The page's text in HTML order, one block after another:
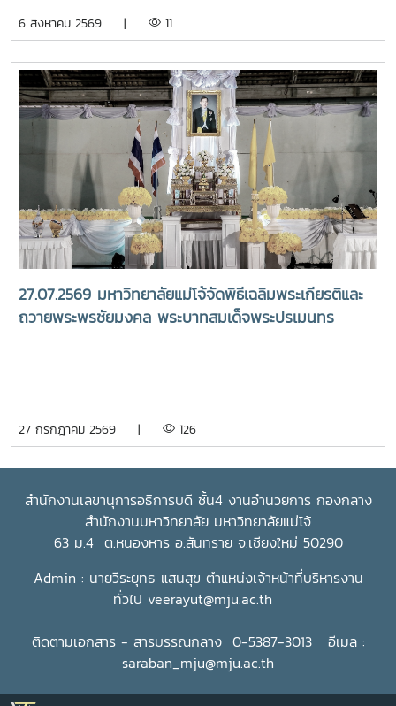
บุคลากร รวมจำนวน 25 คน เป็นเจ้าภาพพระพิธีธรรมสวดพระ
พระบรมราชชนนีพันปีหลวง ณ พระที่นั่งดุสิตมหาปราสาท
พระบรมมหาราชวัง และเข้ากราบถวายบังคมพระศพสมเด็จ
พระเจ้าลูกเธอ เจ้าฟ้าพัชรกิติยาภา นเรนทิราเทพยวดี กรมหลวง
ราชสาริณีสิริพัชร มหาวัชรราชธิดา ณ พระที่นั่งพิมานรัตยา
พระบรมมหาราชวังการเข้าร่วมพิธีในครั้งนี้ นับเป็นพระ
มหากรุณาธิคุณล้นเกล้าล้นกระหม่อมแก่คณะผู้บริหาร
มหาวิทยาลัย สมาคมศิษย์เก่า และบุคลากร มหาวิทยาลัยแม่โจ้ที่ได้
ร่วมแสดงความจงรักภักดี ถวายความอาลัยและน้อมรำลึกในพระ
มหากรุณาธิคุณอย่างหาที่สุดมิได้
6 สิงหาคม 2569 | 11
27.07.2569 มหาวิทยาลัยแม่โจ้จัดพิธีเฉลิมพระเกียรติและ
ถวายพระพรชัยมงคล พระบาทสมเด็จพระปรเมนทร
27 กรกฎาคม 2569 | 126
สำนักงานเลขานุการอธิการบดี ชั้น4 งานอำนวยการ กองกลาง
สำนักงานมหาวิทยาลัย มหาวิทยาลัยแม่โจ้
63 ม.4 ต.หนองหาร อ.สันทราย จ.เชียงใหม่ 50290
Admin : นายวีระยุทธ แสนสุข ตำแหน่งเจ้าหน้าที่บริหารงาน
ทั่วไป veerayut@mju.ac.th
ติดตามเอกสาร - สารบรรณกลาง 0-5387-3013 อีเมล :
saraban_mju@mju.ac.th